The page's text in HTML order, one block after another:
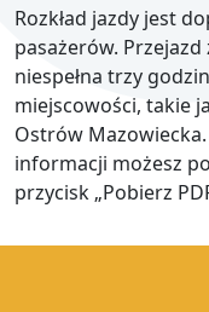
Rozkład jazdy jest
pasażerów.
niespełna trzy
miejscowości, takie
Ostrów
informacji możesz
przycisk „Pobierz